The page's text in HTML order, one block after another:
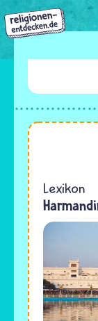
Direkt
zum
Inhalt
Lexikon